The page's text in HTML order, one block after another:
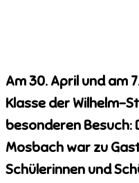
Am 30. April und am
Klasse der Wilhelm-
besonderen Besuch:
Mosbach war zu
Schülerinnen und